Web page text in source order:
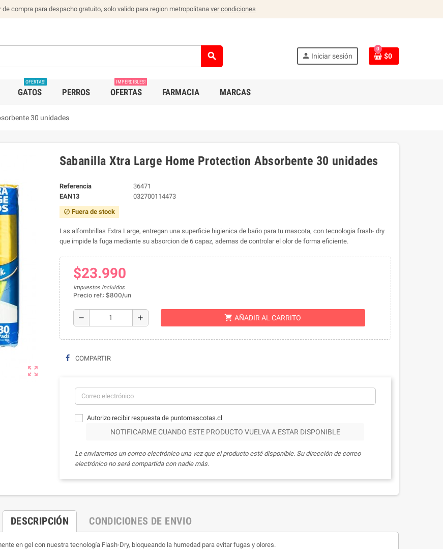
de compra para despacho gratuito, solo valido para region metropolitana ver condiciones
search person Iniciar sesión
0
$0
GATOS
OFERTAS!
PERROS OFERTAS
IMPERDIBLES!
FARMACIA MARCAS
30 unidades
zoom_out_map
Sabanilla Xtra Large Home Protection Absorbente 30 unidades
Referencia
36471
EAN13
032700114473
block Fuera de stock
Las alfombrillas Extra Large, entregan una superficie higienica de baño para tu mascota, con tecnologia frash- dry
que impide la fuga mediante su absorcion de 6 capaz, ademas de controlar el olor de forma eficiente.
$23.990
Impuestos incluidos
Precio ref.: $800/un
remove add shopping_cart AÑADIR AL CARRITO
COMPARTIR
Autorizo recibir respuesta de puntomascotas.cl
NOTIFICARME CUANDO ESTE PRODUCTO VUELVA A ESTAR DISPONIBLE
Le enviaremos un correo electrónico una vez que el producto esté disponible. Su dirección de correo
electrónico no será compartida con nadie más.
DESCRIPCIÓN CONDICIONES DE ENVIO
en gel con nuestra tecnología Flash-Dry, bloqueando la humedad para evitar fugas y olores.